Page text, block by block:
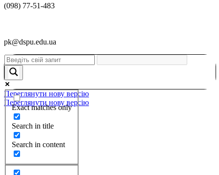
(098) 77-51-483
pk@dspu.edu.ua
Exact matches only
Search in title
Search in content
Переглянути нову версію
Переглянути нову версію